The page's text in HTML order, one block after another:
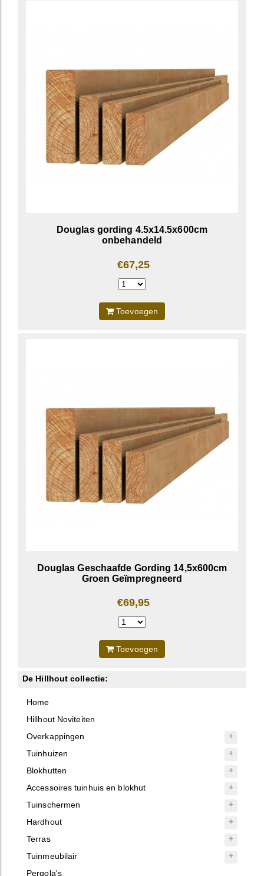
Douglas gording 4.5x14.5x600cm
onbehandeld
€67,25
Toevoegen
Douglas Geschaafde Gording 14,5x600cm
Groen Geïmpregneerd
€69,95
Toevoegen
De Hillhout collectie:
Home
Hillhout Noviteiten
Overkappingen
Tuinhuizen
Blokhutten
Accessoires tuinhuis en blokhut
Tuinschermen
Hardhout
Terras
Tuinmeubilair
Pergola's